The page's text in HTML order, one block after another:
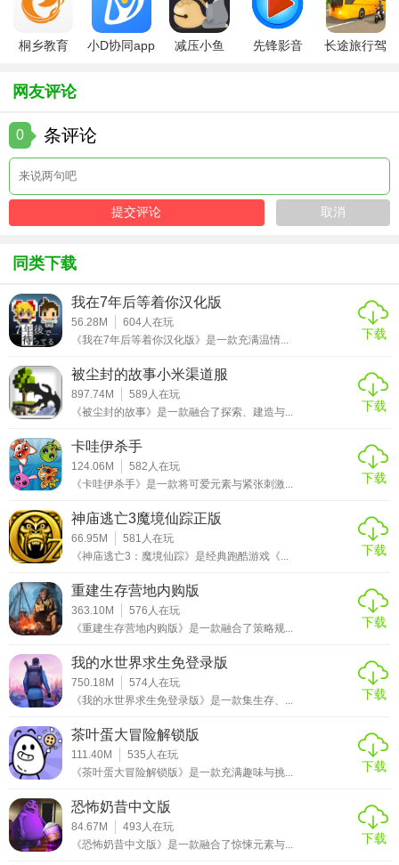
桐乡教育
小D协同app
减压小鱼
先锋影音
长途旅行驾
网友评论
0 条评论
同类下载
我在7年后等着你汉化版
56.28M 604 人在玩
《我在7年后等着你汉化版》是一款充满温情...
下载
被尘封的故事小米渠道服
897.74M 589 人在玩
《被尘封的故事》是一款融合了探索、建造与...
下载
卡哇伊杀手
124.06M 582 人在玩
《卡哇伊杀手》是一款将可爱元素与紧张刺激...
下载
神庙逃亡3魔境仙踪正版
66.95M 581 人在玩
《神庙逃亡3：魔境仙踪》是经典跑酷游戏《...
下载
重建生存营地内购版
363.10M 576 人在玩
《重建生存营地内购版》是一款融合了策略规...
下载
我的水世界求生免登录版
750.18M 574 人在玩
《我的水世界求生免登录版》是一款集生存、...
下载
茶叶蛋大冒险解锁版
111.40M 535 人在玩
《茶叶蛋大冒险解锁版》是一款充满趣味与挑...
下载
恐怖奶昔中文版
84.67M 493 人在玩
《恐怖奶昔中文版》是一款融合了惊悚元素与...
下载